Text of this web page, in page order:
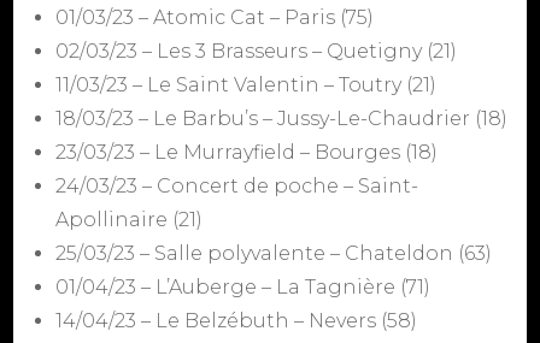
01/03/23 – Atomic Cat – Paris (75)
02/03/23 – Les 3 Brasseurs – Quetigny (21)
11/03/23 – Le Saint Valentin – Toutry (21)
18/03/23 – Le Barbu’s – Jussy-Le-Chaudrier (18)
23/03/23 – Le Murrayfield – Bourges (18)
24/03/23 – Concert de poche – Saint-
Apollinaire (21)
25/03/23 – Salle polyvalente – Chateldon (63)
01/04/23 – L’Auberge – La Tagnière (71)
14/04/23 – Le Belzébuth – Nevers (58)